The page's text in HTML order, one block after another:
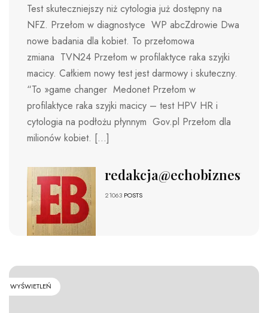
Test skuteczniejszy niż cytologia już dostępny na
NFZ. Przełom w diagnostyce WP abcZdrowie Dwa
nowe badania dla kobiet. To przełomowa
zmiana TVN24 Przełom w profilaktyce raka szyjki
macicy. Całkiem nowy test jest darmowy i skuteczny.
“To »game changer Medonet Przełom w
profilaktyce raka szyjki macicy – test HPV HR i
cytologia na podłożu płynnym Gov.pl Przełom dla
milionów kobiet. […]
redakcja@echobiznesu.pl
21063 POSTS
WYŚWIETLEŃ